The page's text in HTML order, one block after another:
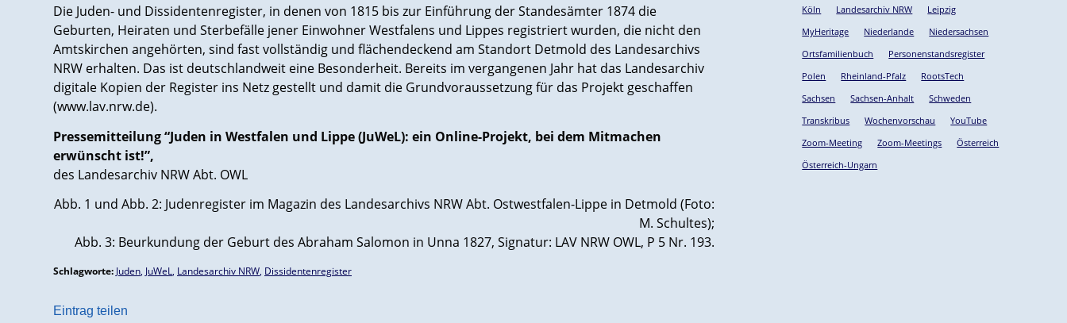
Die Juden- und Dissidentenregister, in denen von 1815 bis zur Einführung der Standesämter 1874 die
Geburten, Heiraten und Sterbefälle jener Einwohner Westfalens und Lippes registriert wurden, die nicht den
Amtskirchen angehörten, sind fast vollständig und flächendeckend am Standort Detmold des Landesarchivs
NRW erhalten. Das ist deutschlandweit eine Besonderheit. Bereits im vergangenen Jahr hat das Landesarchiv
digitale Kopien der Register ins Netz gestellt und damit die Grundvoraussetzung für das Projekt geschaffen
(www.lav.nrw.de).
Pressemitteilung “Juden in Westfalen und Lippe (JuWeL): ein Online-Projekt, bei dem Mitmachen
erwünscht ist!”,
des Landesarchiv NRW Abt. OWL
Abb. 1 und Abb. 2: Judenregister im Magazin des Landesarchivs NRW Abt. Ostwestfalen-Lippe in Detmold (Foto:
M. Schultes);
Abb. 3: Beurkundung der Geburt des Abraham Salomon in Unna 1827, Signatur: LAV NRW OWL, P 5 Nr. 193.
Schlagworte: Juden JuWeL Landesarchiv NRW Dissidentenregister
Eintrag teilen
Köln
Landesarchiv NRW
Leipzig
MyHeritage
Niederlande
Niedersachsen
Ortsfamilienbuch
Personenstandsregister
Polen
Rheinland-Pfalz
RootsTech
Sachsen
Sachsen-Anhalt
Schweden
Transkribus
Wochenvorschau
YouTube
Zoom-Meeting
Zoom-Meetings
Österreich
Österreich-Ungarn